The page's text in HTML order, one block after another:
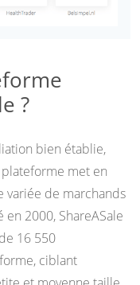
?
bien établie,
plateforme met en
variée de marchands
2000, ShareASale
16 550
ciblant